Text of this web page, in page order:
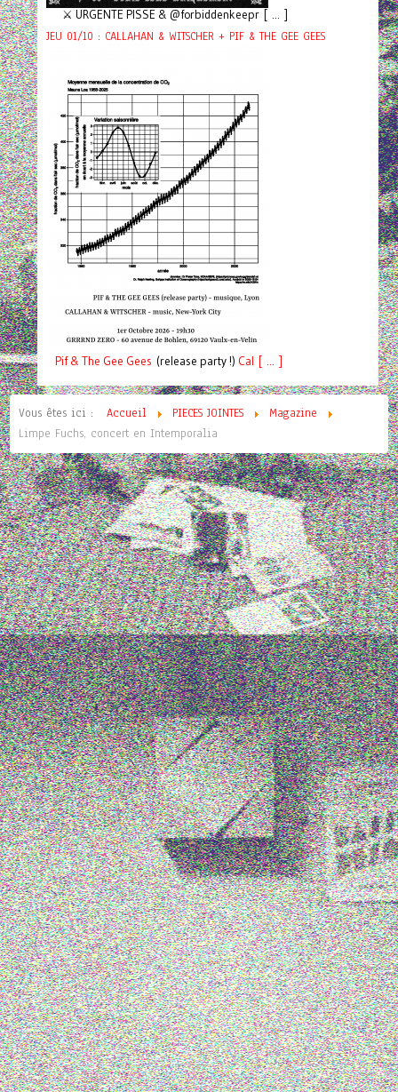
⚔️ URGENTE PISSE & @forbiddenkeepr [ ... ]
JEU 01/10 : CALLAHAN & WITSCHER + PIF & THE GEE GEES
Pif& The Gee Gees (release party !) Cal [ ... ]
Vous êtes ici : Accueil PIECES JOINTES
Magazine
Limpe Fuchs, concert en Intemporalia